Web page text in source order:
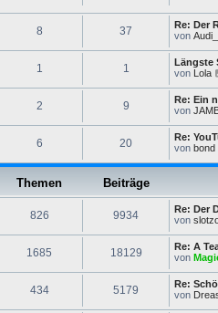
8 37
Re: Der
von
1 1
Längste
von Lola
2 9
Re: Ein
von
6 20
Re:
von bond
Themen Beiträge
826 9934
Re: Der
von
1685 18129
Re: A
von
434 5179
Re:
von